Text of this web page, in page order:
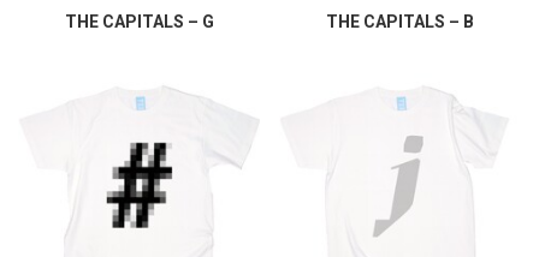
THE CAPITALS – G THE CAPITALS – B